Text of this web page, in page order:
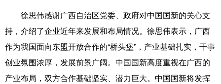
山东 河南 湖北 湖南
广东 广西 海南 重庆
四川 贵州 云南 西藏
陕西 甘肃 青海 宁夏
徐思伟感谢广西自治区党委、政府对中国国新的关心支
持，介绍了企业近年来发展和布局情况。徐思伟表示，广西
作为我国面向东盟开放合作的“桥头堡”，产业基础扎实，干事
创业氛围浓厚，发展前景广阔。中国国新高度重视在广西的
产业布局，双方合作基础坚实、潜力巨大。中国国新将发挥